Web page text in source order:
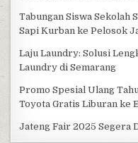
Tabungan Siswa Sekolah
Sapi Kurban ke Pelosok
Laju Laundry: Solusi
Laundry di Semarang
Promo Spesial Ulang
Toyota Gratis Liburan ke
Jateng Fair 2025 Segera